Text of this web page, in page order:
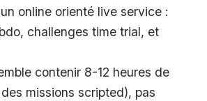
online orienté live service :
challenges time trial, et
contenir 8-12 heures de
missions scripted), pas